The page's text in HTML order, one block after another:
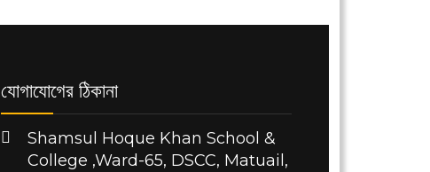
যোগাযোগের ঠিকানা
Shamsul Hoque Khan School &
College ,Ward-65, DSCC, Matuail,